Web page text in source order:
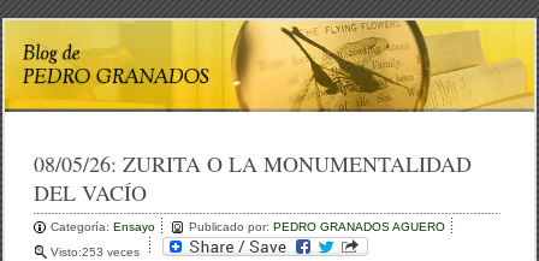
08/05/26:ZURITA O LA MONUMENTALIDAD
DEL VACÍO
Categoría:Ensayo Publicado por:PEDRO GRANADOS AGUERO
Visto:253 veces